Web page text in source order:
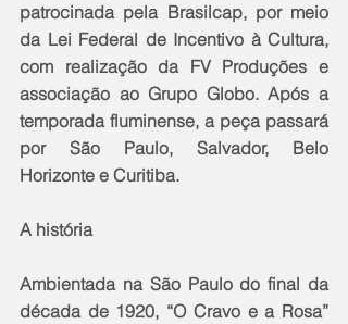
patrocinada pela Brasilcap, por meio
da Lei Federal de Incentivo à Cultura,
com realização da FV Produções e
associação ao Grupo Globo. Após a
temporada fluminense, a peça passará
por São Paulo, Salvador, Belo
Horizonte e Curitiba.
A história
Ambientada na São Paulo do final da
década de 1920, “O Cravo e a Rosa”